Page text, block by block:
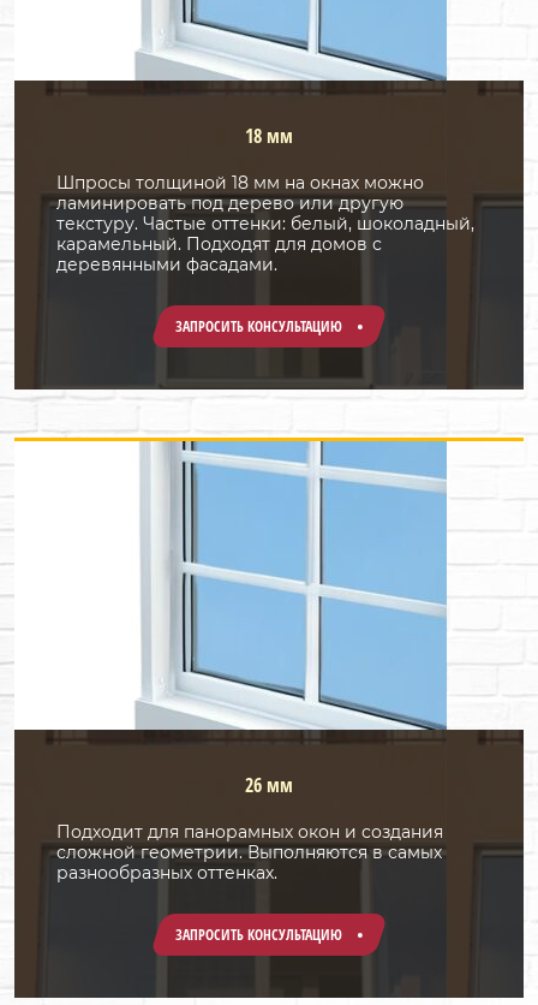
18 мм
Шпросы толщиной 18 мм на окнах можно
ламинировать под дерево или другую
текстуру. Частые оттенки: белый, шоколадный,
карамельный. Подходят для домов с
деревянными фасадами.
ЗАПРОСИТЬ КОНСУЛЬТАЦИЮ
26 мм
Подходит для панорамных окон и создания
сложной геометрии. Выполняются в самых
разнообразных оттенках.
ЗАПРОСИТЬ КОНСУЛЬТАЦИЮ